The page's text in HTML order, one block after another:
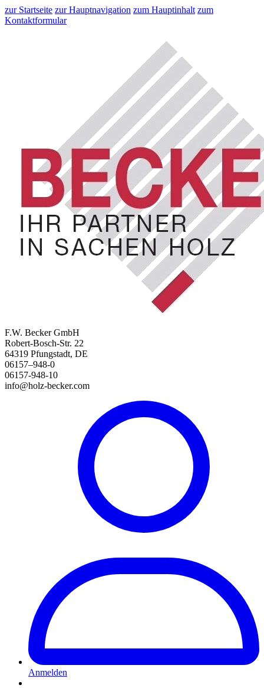
zur Startseite zur Hauptnavigation zum Hauptinhalt zum
Kontaktformular
F.W. Becker GmbH
Robert-Bosch-Str. 22
64319 Pfungstadt, DE
06157–948-0
06157-948-10
info@holz-becker.com
Anmelden